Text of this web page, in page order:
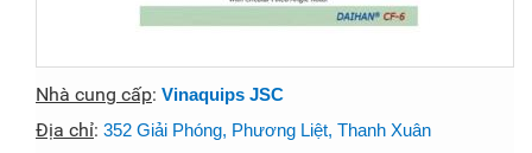
Nhà cung cấp: Vinaquips JSC
Địa chỉ: 352 Giải Phóng, Phương Liệt, Thanh Xuân